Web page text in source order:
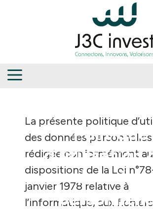
Politique
d’utilisation
données
La présente politique
des données
rédigée conformément
dispositions de la Loi
janvier 1978 relative à
l’informatique, aux